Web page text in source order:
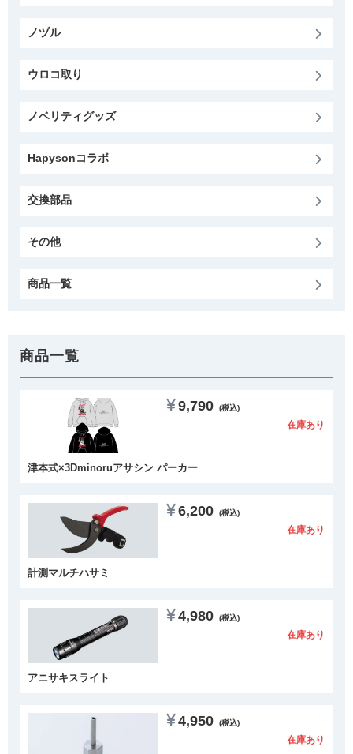
ノヅル
ウロコ取り
ノベリティグッズ
Hapysonコラボ
交換部品
その他
商品一覧
商品一覧
9,790 (税込)
在庫あり
津本式×3Dminoruアサシン パーカー
6,200 (税込)
在庫あり
計測マルチハサミ
4,980 (税込)
在庫あり
アニサキスライト
4,950 (税込)
在庫あり